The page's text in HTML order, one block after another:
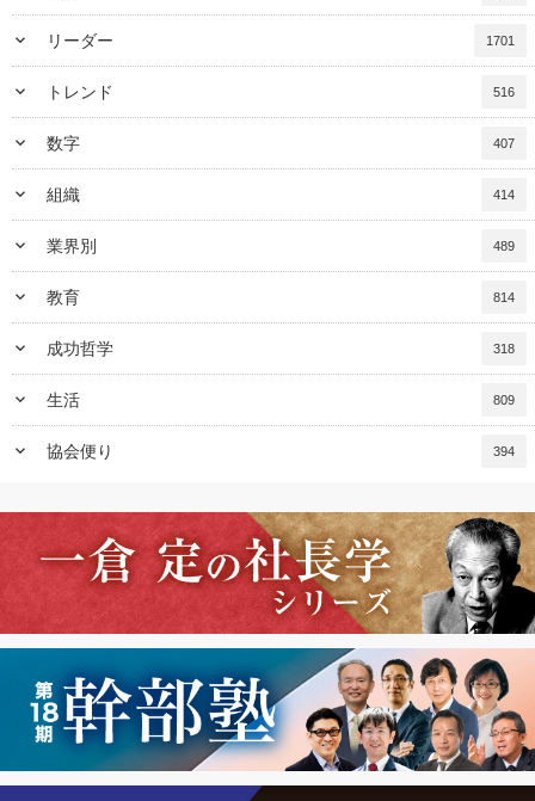
keyboard_arrow_down リーダー 1701
keyboard_arrow_down トレンド 516
keyboard_arrow_down 数字 407
keyboard_arrow_down 組織 414
keyboard_arrow_down 業界別 489
keyboard_arrow_down 教育 814
keyboard_arrow_down 成功哲学 318
keyboard_arrow_down 生活 809
keyboard_arrow_down 協会便り 394